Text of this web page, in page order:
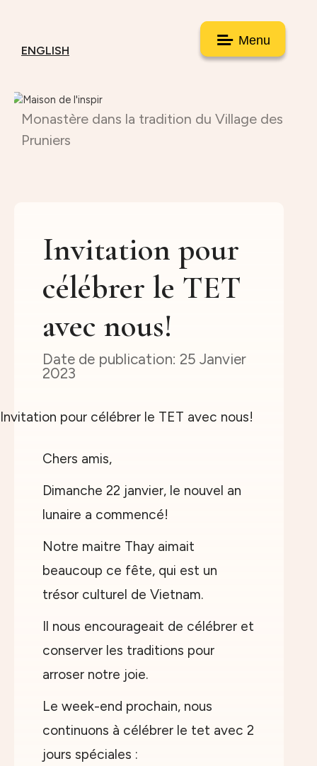
Menu
ENGLISH
Monastère dans la tradition du Village des
Pruniers
Invitation pour
célébrer le TET
avec nous!
25 Janvier
2023
Chers amis,
Dimanche 22 janvier, le nouvel an
lunaire a commencé!
Notre maitre Thay aimait
beaucoup ce fête, qui est un
trésor culturel de Vietnam.
Il nous encourageait de célébrer et
conserver les traditions pour
arroser notre joie.
Le week-end prochain, nous
continuons à célébrer le tet avec 2
jours spéciales :